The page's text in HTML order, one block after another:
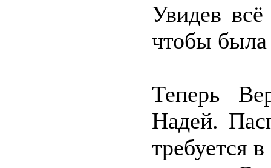
Увидев
чтобы
Теперь
Надей.
требуется